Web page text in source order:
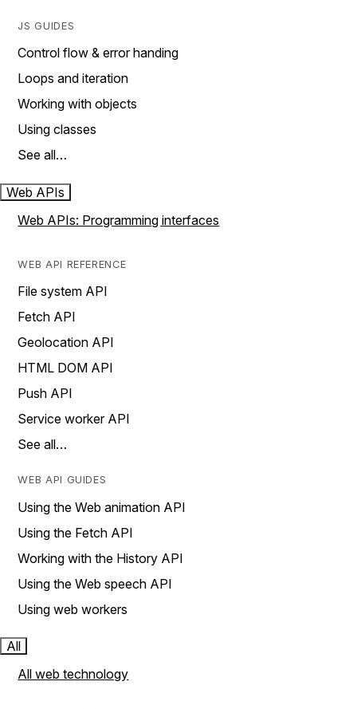
JS GUIDES
Control flow & error handing
Loops and iteration
Working with objects
Using classes
See all…
Web APIs
Web APIs: Programming interfaces
WEB API REFERENCE
File system API
Fetch API
Geolocation API
HTML DOM API
Push API
Service worker API
See all…
WEB API GUIDES
Using the Web animation API
Using the Fetch API
Working with the History API
Using the Web speech API
Using web workers
All
All web technology